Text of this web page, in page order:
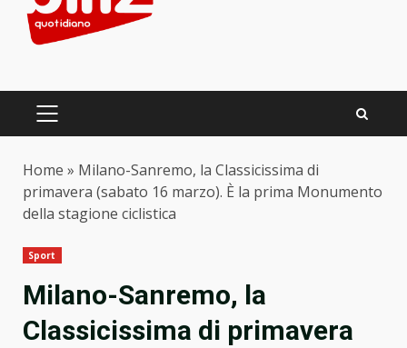
PRIMARY
Home » Milano-Sanremo, la Classicissima di
primavera (sabato 16 marzo). È la prima Monumento
della stagione ciclistica
Sport
Milano-Sanremo, la
Classicissima di primavera